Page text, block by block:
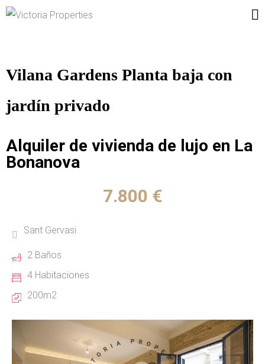
Vilana Gardens Planta baja con
jardín privado
Alquiler de vivienda de lujo en La
Bonanova
7.800 €
Sant Gervasi
2 Baños
4 Habitaciones
200m2